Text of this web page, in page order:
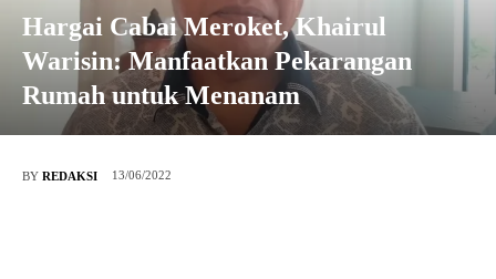
Hargai Cabai Meroket, Khairul
Warisin: Manfaatkan Pekarangan
Rumah untuk Menanam
BY REDAKSI 13/06/2022